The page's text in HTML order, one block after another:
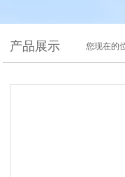
产品展示 您现在的